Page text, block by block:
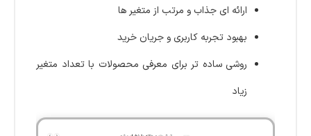
ارائه ای جذاب و مرتب از متغیر ها
بهبود تجربه کاربری و جریان خرید
روشی ساده تر برای معرفی محصولات با تعداد متغیر
زیاد